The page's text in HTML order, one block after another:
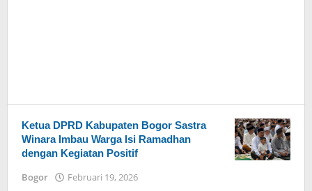
Ketua DPRD Kabupaten Bogor Sastra
Winara Imbau Warga Isi Ramadhan
dengan Kegiatan Positif
Bogor Februari 19, 2026